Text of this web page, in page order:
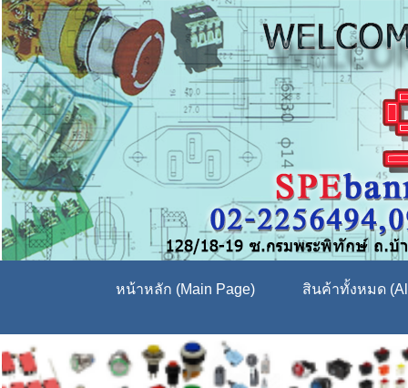
หน้าหลัก (Main Page) สินค้าทั้งหมด